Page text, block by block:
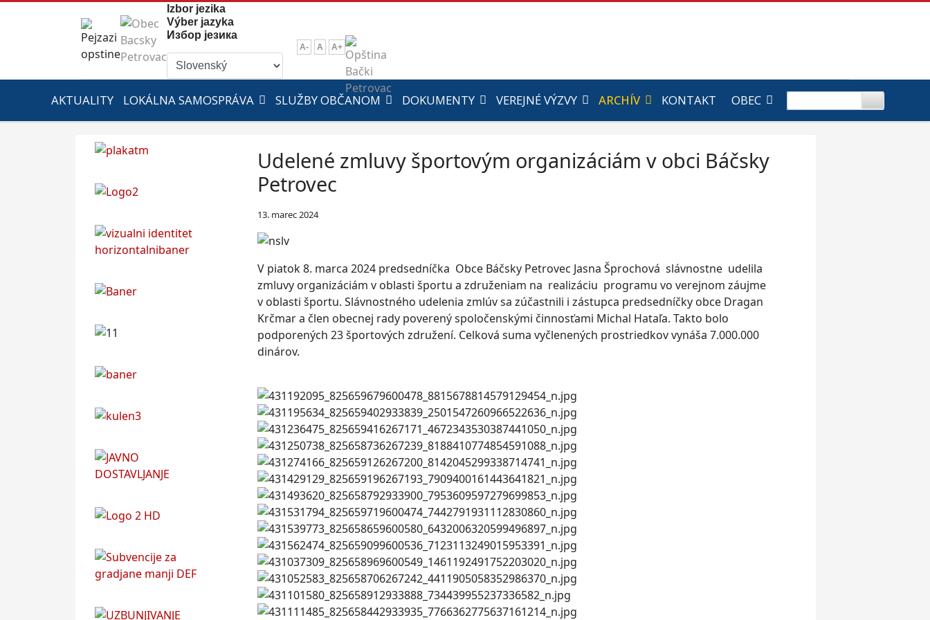
Izbor jezika
Výber jazyka
Избор језика
A- A A+
AKTUALITY LOKÁLNA SAMOSPRÁVA SLUŽBY OBČANOM DOKUMENTY VEREJNÉ VÝZVY ARCHÍV KONTAKT OBEC
Udelené zmluvy športovým organizáciám v obci Báčsky
Petrovec
13. marec 2024
V piatok 8. marca 2024 predsedníčka Obce Báčsky Petrovec Jasna Šprochová slávnostne udelila
zmluvy organizáciám v oblasti športu a združeniam na realizáciu programu vo verejnom záujme
v oblasti športu. Slávnostného udelenia zmlúv sa zúčastnili i zástupca predsedníčky obce Dragan
Krčmar a člen obecnej rady poverený spoločenskými činnosťami Michal Hataľa. Takto bolo
podporených 23 športových združení. Celková suma vyčlenených prostriedkov vynáša 7.000.000
dinárov.